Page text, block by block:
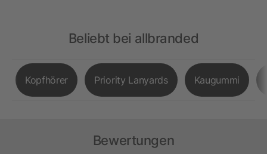
Beliebt bei allbranded
Kopfhörer Priority Lanyards Kaugummi
Bewertungen